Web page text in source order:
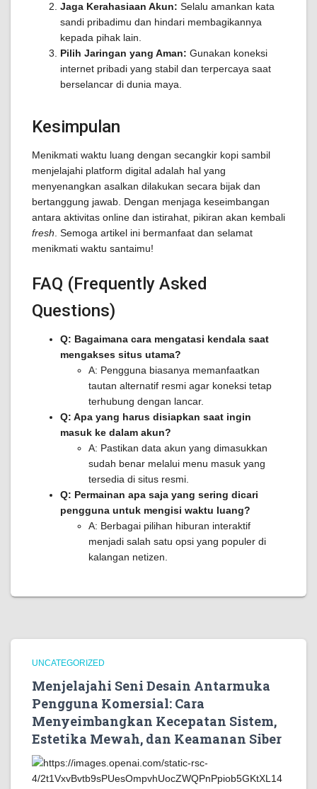
Jaga Kerahasiaan Akun: Selalu amankan kata
sandi pribadimu dan hindari membagikannya
kepada pihak lain.
Pilih Jaringan yang Aman: Gunakan koneksi
internet pribadi yang stabil dan terpercaya saat
berselancar di dunia maya.
Kesimpulan
Menikmati waktu luang dengan secangkir kopi sambil
menjelajahi platform digital adalah hal yang
menyenangkan asalkan dilakukan secara bijak dan
bertanggung jawab. Dengan menjaga keseimbangan
antara aktivitas online dan istirahat, pikiran akan kembali
fresh . Semoga artikel ini bermanfaat dan selamat
menikmati waktu santaimu!
FAQ (Frequently Asked
Questions)
Q: Bagaimana cara mengatasi kendala saat
mengakses situs utama?
A: Pengguna biasanya memanfaatkan
tautan alternatif resmi agar koneksi tetap
terhubung dengan lancar.
Q: Apa yang harus disiapkan saat ingin
masuk ke dalam akun?
A: Pastikan data akun yang dimasukkan
sudah benar melalui menu masuk yang
tersedia di situs resmi.
Q: Permainan apa saja yang sering dicari
pengguna untuk mengisi waktu luang?
A: Berbagai pilihan hiburan interaktif
menjadi salah satu opsi yang populer di
kalangan netizen.
UNCATEGORIZED
Menjelajahi Seni Desain Antarmuka
Pengguna Komersial: Cara
Menyeimbangkan Kecepatan Sistem,
Estetika Mewah, dan Keamanan Siber